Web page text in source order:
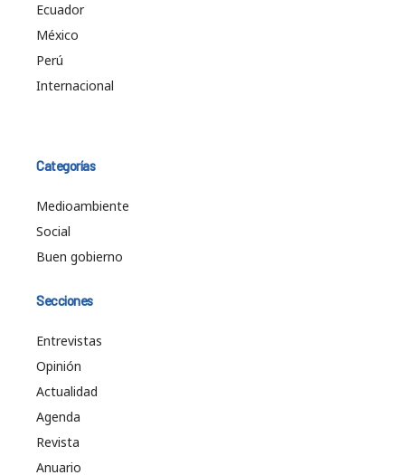
Ecuador
México
Perú
Internacional
Categorías
Medioambiente
Social
Buen gobierno
Secciones
Entrevistas
Opinión
Actualidad
Agenda
Revista
Anuario